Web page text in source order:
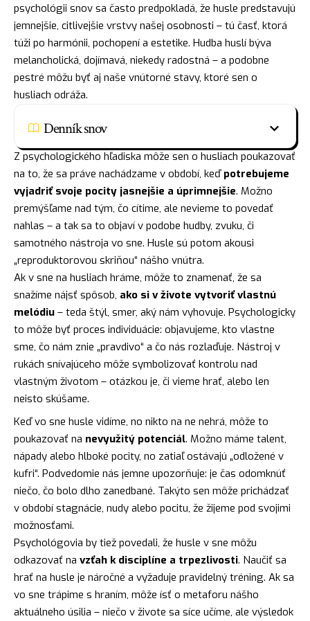
psychológii snov sa často predpokladá, že husle predstavujú
jemnejšie, citlivejšie vrstvy našej osobnosti – tú časť, ktorá
túži po harmónii, pochopení a estetike. Hudba huslí býva
melancholická, dojímavá, niekedy radostná – a podobne
pestré môžu byť aj naše vnútorné stavy, ktoré sen o
husliach odráža.
Denník snov
Z psychologického hľadiska môže sen o husliach poukazovať
na to, že sa práve nachádzame v období, keď potrebujeme
vyjadriť svoje pocity jasnejšie a úprimnejšie. Možno
premýšľame nad tým, čo cítime, ale nevieme to povedať
nahlas – a tak sa to objaví v podobe hudby, zvuku, či
samotného nástroja vo sne. Husle sú potom akousi
„reproduktorovou skriňou“ nášho vnútra.
Ak v sne na husliach hráme, môže to znamenať, že sa
snažíme nájsť spôsob, ako si v živote vytvoriť vlastnú
melódiu – teda štýl, smer, aký nám vyhovuje. Psychologicky
to môže byť proces individuácie: objavujeme, kto vlastne
sme, čo nám znie „pravdivo“ a čo nás rozlaďuje. Nástroj v
rukách snívajúceho môže symbolizovať kontrolu nad
vlastným životom – otázkou je, či vieme hrať, alebo len
neisto skúšame.
Keď vo sne husle vidíme, no nikto na ne nehrá, môže to
poukazovať na nevyužitý potenciál. Možno máme talent,
nápady alebo hlboké pocity, no zatiaľ ostávajú „odložené v
kufri“. Podvedomie nás jemne upozorňuje: je čas odomknúť
niečo, čo bolo dlho zanedbané. Takýto sen môže prichádzať
v období stagnácie, nudy alebo pocitu, že žijeme pod svojimi
možnosťami.
Psychológovia by tiež povedali, že husle v sne môžu
odkazovať na vzťah k disciplíne a trpezlivosti. Naučiť sa
hrať na husle je náročné a vyžaduje pravidelný tréning. Ak sa
vo sne trápime s hraním, môže ísť o metaforu nášho
aktuálneho úsilia – niečo v živote sa síce učíme, ale výsledok